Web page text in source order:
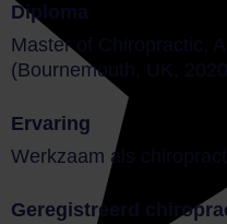
Diploma
Master of Chiropractic,
(Bournemouth, UK,
Ervaring
Werkzaam als
Geregistreerd